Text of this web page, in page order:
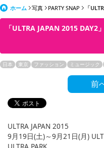
ホーム 写真 PARTY SNAP 「
「ULTRA JAPAN 2015 DAY2
日本 東京 ファッション ミュージック
前
ULTRA JAPAN 2015
9月19日(土)～9月21日(月)
ULTRA PARK